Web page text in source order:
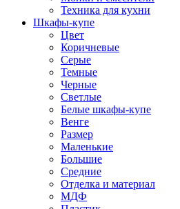
Техника для кухни
Шкафы-купе
Цвет
Коричневые
Серые
Темные
Черные
Светлые
Белые шкафы-купе
Венге
Размер
Маленькие
Большие
Средние
Отделка и материал
МДФ